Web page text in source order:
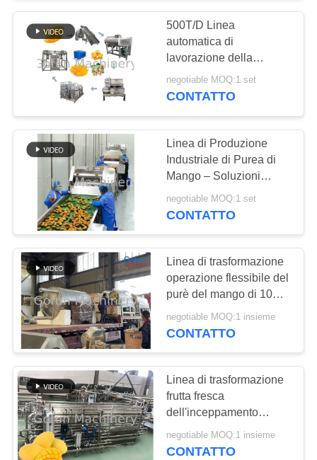
POLITICA
SULLA
PRIVACY
500T/D Linea
automatica di
lavorazione della
marmellata di mango
220V/380V
negotiable MOQ:1 set
CONTATTO
Linea di Produzione
Industriale di Purea di
Mango – Soluzioni
Chiavi in Mano per la
Lavorazione del Mango
negotiable MOQ:1 set
CONTATTO
Linea di trasformazione
operazione flessibile del
purè del mango di 10T/H
440V
negotiable MOQ:1 insieme
CONTATTO
Linea di trasformazione
frutta fresca
dell'inceppamento
industriale del mango
500T/D che fa macchina
negotiable MOQ:1 insieme
CONTATTO